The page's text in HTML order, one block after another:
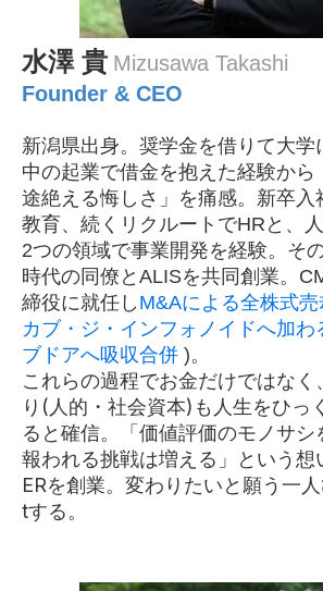
水澤 貴 Mizusawa Takashi
Founder & CEO
新潟県出身。奨学金を借りて大学
中の起業で借金を抱えた経験から
途絶える悔しさ」を痛感。新卒入
教育、続くリクルートでHRと、
2つの領域で事業開発を経験。そ
時代の同僚とALISを共同創業。
締役に就任し M&Aによる全株式
カブ・ジ・インフォノイドへ加わ
ブドアへ吸収合併 )。
これらの過程でお金だけではなく
り(人的・社会資本)も人生をひっ
ると確信。「価値評価のモノサシ
報われる挑戦は増える」という想
ERを創業。変わりたいと願う一
tする。